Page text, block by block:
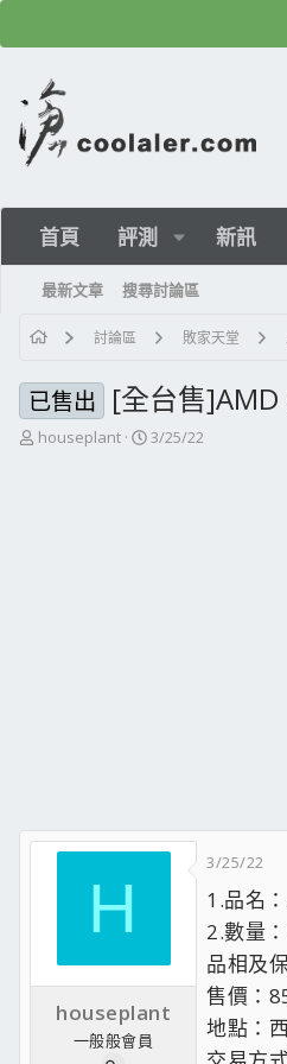
首頁 評測 新訊
最新文章 搜尋討論區
討論區 敗家天堂
已售出 [全台售
主
houseplant
開
3/25/22
H
houseplant
一般般會員
3/25/22
1.品名
2.數量
品相及
售價：
地點：